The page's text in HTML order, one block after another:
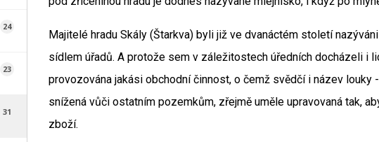
24
23
31
Majitelé hradu Skály (Štarkva) byli již ve dvanáctém století
sídlem úřadů. A protože sem v záležitostech úředních docházeli i
provozována jakási obchodní činnost, o čemž svědčí i název louky
snížená vůči ostatním pozemkům, zřejmě uměle upravovaná tak,
zboží.